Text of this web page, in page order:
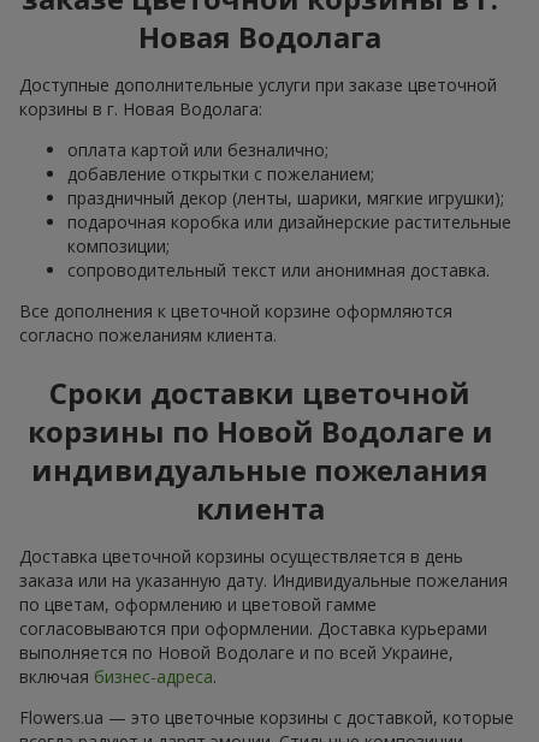
Новая Водолага
Доступные дополнительные услуги при заказе цветочной
корзины в г. Новая Водолага:
оплата картой или безналично;
добавление открытки с пожеланием;
праздничный декор (ленты, шарики, мягкие игрушки);
подарочная коробка или дизайнерские растительные
композиции;
сопроводительный текст или анонимная доставка.
Все дополнения к цветочной корзине оформляются
согласно пожеланиям клиента.
Сроки доставки цветочной
корзины по Новой Водолаге и
индивидуальные пожелания
клиента
Доставка цветочной корзины осуществляется в день
заказа или на указанную дату. Индивидуальные пожелания
по цветам, оформлению и цветовой гамме
согласовываются при оформлении. Доставка курьерами
выполняется по Новой Водолаге и по всей Украине,
включая бизнес-адреса.
Flowers.ua — это цветочные корзины с доставкой, которые